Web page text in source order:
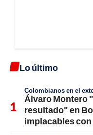
Lo último
Colombianos en el
Álvaro Montero
resultado" en
implacables con